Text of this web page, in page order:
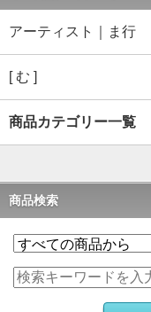
アーティスト｜ま行
[ む ]
商品カテゴリー一覧
商品検索